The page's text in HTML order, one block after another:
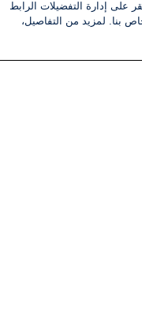
على إدارة التفضيلات الرابط
بنا. لمزيد من التفاصيل،